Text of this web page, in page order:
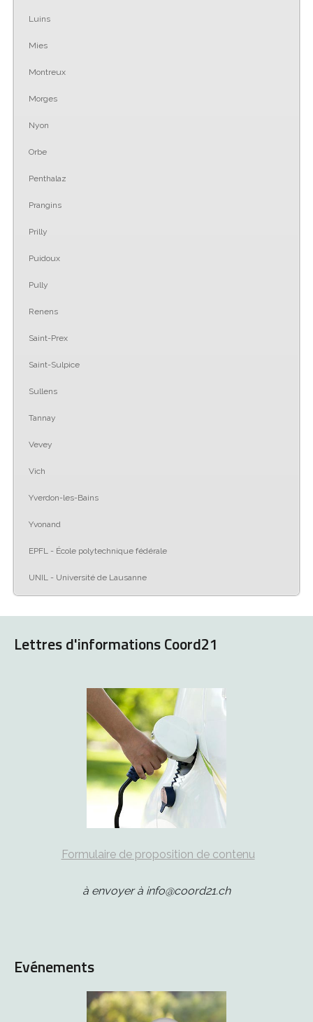
Luins
Mies
Montreux
Morges
Nyon
Orbe
Penthalaz
Prangins
Prilly
Puidoux
Pully
Renens
Saint-Prex
Saint-Sulpice
Sullens
Tannay
Vevey
Vich
Yverdon-les-Bains
Yvonand
EPFL - École polytechnique fédérale
UNIL - Université de Lausanne
Lettres d'informations Coord21
Formulaire de proposition de contenu
à envoyer à info@coord21.ch
Evénements